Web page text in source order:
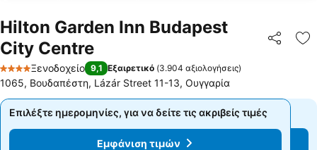
Hilton Garden Inn Budapest
City Centre
4 Αστέρια
Ξενοδοχείο 9,1 Εξαιρετικό (3.904 αξιολογήσεις)
1065, Βουδαπέστη, Lázár Street 11-13, Ουγγαρία
Επιλέξτε ημερομηνίες, για να δείτε τις ακριβείς τιμές
Εμφάνιση τιμών
Επιλέξτε ημερομηνίες, για να δείτε τις ακριβείς τιμές
Εμφάνιση τιμών